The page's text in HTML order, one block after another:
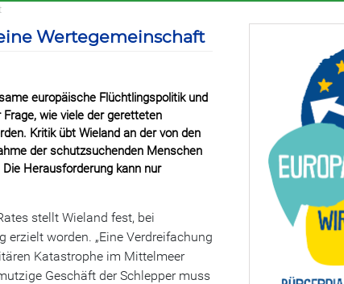
Wertegemeinschaft
europäische Flüchtlingspolitik und
wie viele der geretteten
Kritik übt Wieland an der von den
der schutzsuchenden Menschen
Herausforderung kann nur
stellt Wieland fest, bei
worden. „Eine Verdreifachung
Katastrophe im Mittelmeer
Geschäft der Schlepper muss